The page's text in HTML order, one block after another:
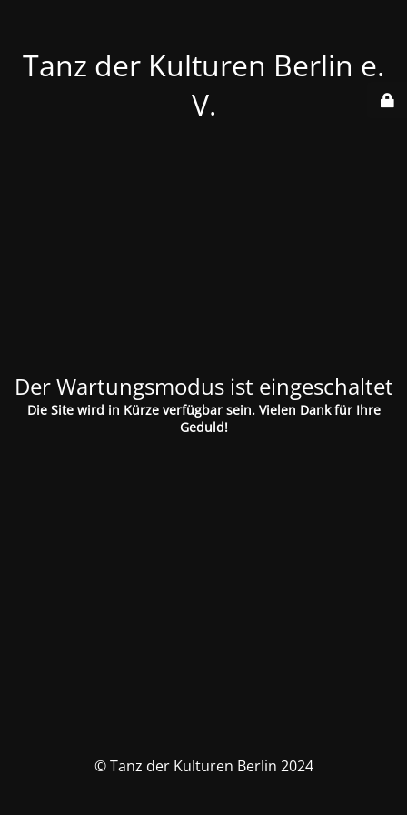
Tanz der Kulturen Berlin e.
V.
Der Wartungsmodus ist eingeschaltet
Die Site wird in Kürze verfügbar sein. Vielen Dank für Ihre
Geduld!
© Tanz der Kulturen Berlin 2024